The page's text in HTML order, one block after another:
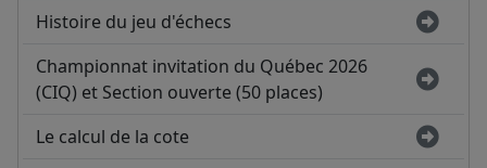
Histoire du jeu d'échecs
Championnat invitation du Québec 2026
(CIQ) et Section ouverte (50 places)
Le calcul de la cote